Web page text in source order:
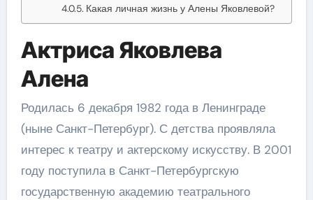
Какая личная жизнь у Алены Яковлевой?
Актриса Яковлева
Алена
Родилась 6 декабря 1982 года в Ленинграде
(ныне Санкт-Петербург). С детства проявляла
интерес к театру и актерскому искусству. В 2001
году поступила в Санкт-Петербургскую
государственную академию театрального